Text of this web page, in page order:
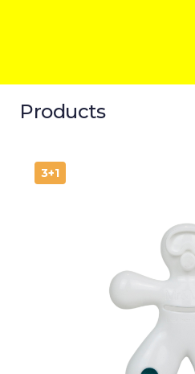
Products
3+1